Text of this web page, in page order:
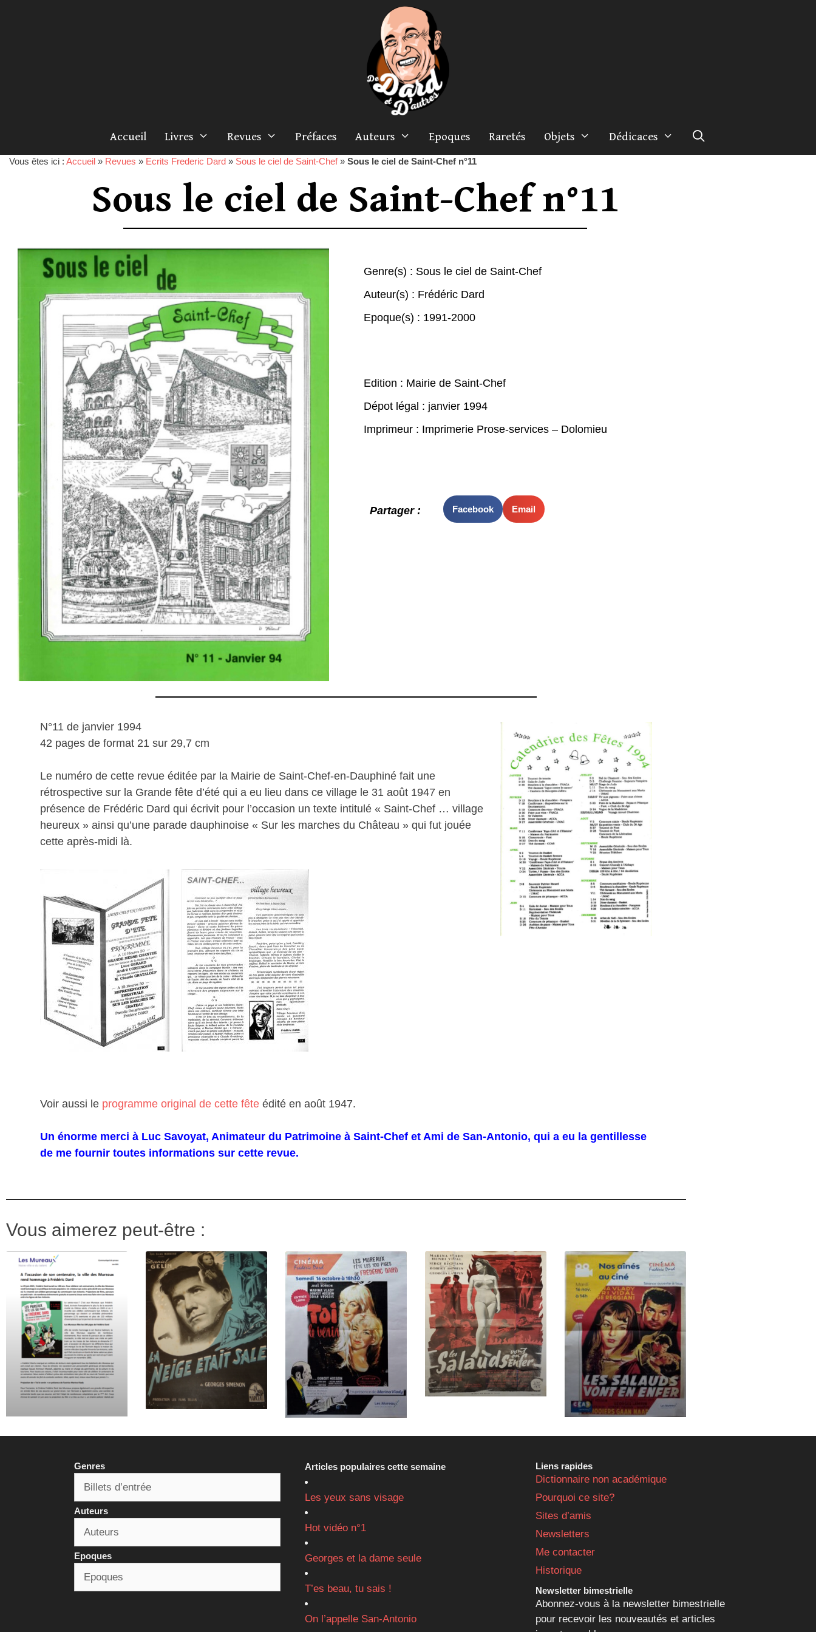
Accueil Livres Revues Préfaces Auteurs Epoques Raretés Objets Dédicaces
Vous êtes ici : Accueil » Revues » Ecrits Frederic Dard » Sous le ciel de Saint-Chef» Sous le ciel de Saint-Chef n°11
Sous le ciel de Saint-Chef n°11
Genre(s) : Sous le ciel de Saint-Chef
Auteur(s) : Frédéric Dard
Epoque(s) : 1991-2000
Edition : Mairie de Saint-Chef
Dépot légal : janvier 1994
Imprimeur : Imprimerie Prose-services – Dolomieu
Partager : Facebook Email
N°11 de janvier 1994
42 pages de format 21 sur 29,7 cm
Le numéro de cette revue éditée par la Mairie de Saint-Chef-en-Dauphiné fait une
rétrospective sur la Grande fête d’été qui a eu lieu dans ce village le 31 août 1947 en
présence de Frédéric Dard qui écrivit pour l’occasion un texte intitulé « Saint-Chef … village
heureux » ainsi qu’une parade dauphinoise « Sur les marches du Château » qui fut jouée
cette après-midi là.
Voir aussi le programme original de cette fête édité en août 1947.
Un énorme merci à Luc Savoyat, Animateur du Patrimoine à Saint-Chef et Ami de San-Antonio, qui a eu la gentillesse
de me fournir toutes informations sur cette revue.
Vous aimerez peut-être :
Genres
Auteurs
Epoques
Articles populaires cette semaine
Les yeux sans visage
Hot vidéo n°1
Georges et la dame seule
T’es beau, tu sais !
On l’appelle San-Antonio
Liens rapides
Dictionnaire non académique
Pourquoi ce site?
Sites d’amis
Newsletters
Me contacter
Historique
Newsletter bimestrielle
Abonnez-vous à la newsletter bimestrielle
pour recevoir les nouveautés et articles